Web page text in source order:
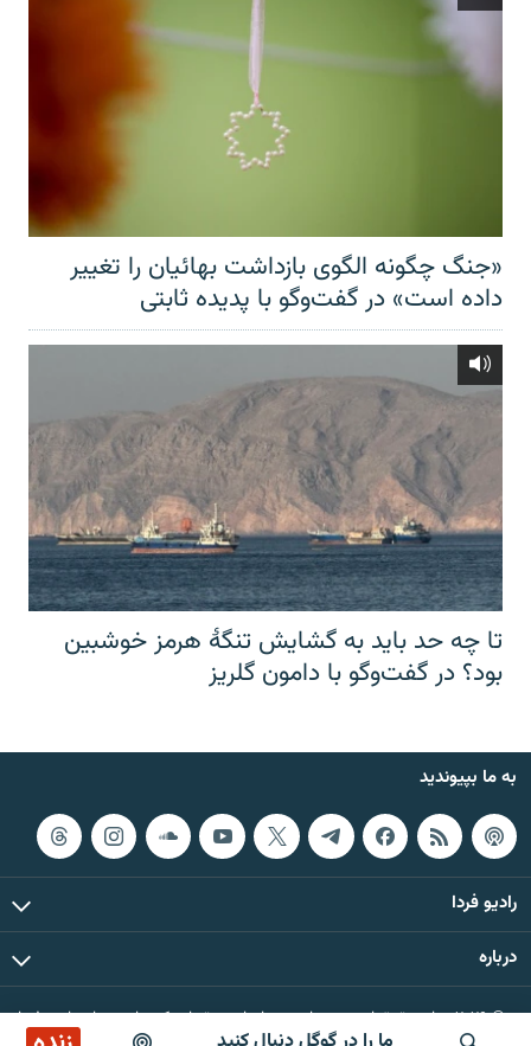
«جنگ چگونه الگوی بازداشت بهائیان را تغییر
داده است» در گفت‌وگو با پدیده ثابتی
تا چه حد باید به گشایش تنگهٔ هرمز خوشبین
بود؟ در گفت‌وگو با دامون گلریز
به ما بپیوندید
رادیو فردا
درباره
© ۲۰۲۶ تمام حقوق این وب‌سایت، بر اساس مقررات کپی‌رایت، برای رادیو فردا